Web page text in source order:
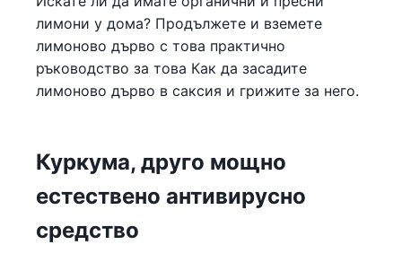
лимони у дома? Продължете и вземете
лимоново дърво с това практично
ръководство за това Как да засадите
лимоново дърво в саксия и грижите за него.
Куркума, друго мощно
естествено антивирусно
средство